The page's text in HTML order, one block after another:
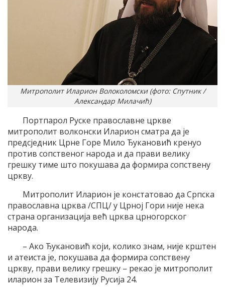
Митрополит Иларион Волоколомски (фото: Спутник /
Александар Милачић)
Портпарол Руске православне цркве
митрополит волконски Иларион сматра да је
предсједник Црне Горе Мило Ђукановић кренуо
против сопственог народа и да прави велику
грешку тиме што покушава да формира сопствену
цркву.
Митрополит Иларион је констатовао да Српска
православна црква /СПЦ/ у Црној Гори није нека
страна организација већ црква црногорског
народа.
– Ако Ђукановић који, колико знам, није крштен
и атеиста је, покушава да формира сопствену
цркву, прави велику грешку – рекао је митрополит
иларион за Телевизију Русија 24.